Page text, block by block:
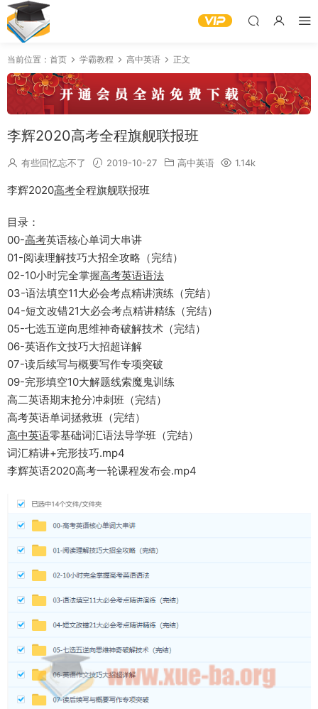
当前位置： 首页 学霸教程 高中英语 正文
李辉2020高考全程旗舰联报班
有些回忆忘不了 2019-10-27 高中英语 1.14k
李辉2020高考全程旗舰联报班
目录：
00-高考英语核心单词大串讲
01-阅读理解技巧大招全攻略（完结）
02-10小时完全掌握高考英语语法
03-语法填空11大必会考点精讲演练（完结）
04-短文改错21大必会考点精讲精练（完结）
05-七选五逆向思维神奇破解技术（完结）
06-英语作文技巧大招超详解
07-读后续写与概要写作专项突破
09-完形填空10大解题线索魔鬼训练
高二英语期末抢分冲刺班（完结）
高考英语单词拯救班（完结）
高中英语零基础词汇语法导学班（完结）
词汇精讲+完形技巧.mp4
李辉英语2020高考一轮课程发布会.mp4